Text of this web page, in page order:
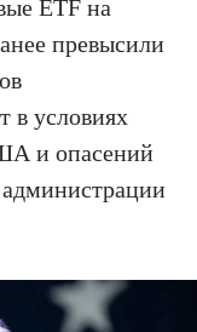
ETF на
превысили
в условиях
и опасений